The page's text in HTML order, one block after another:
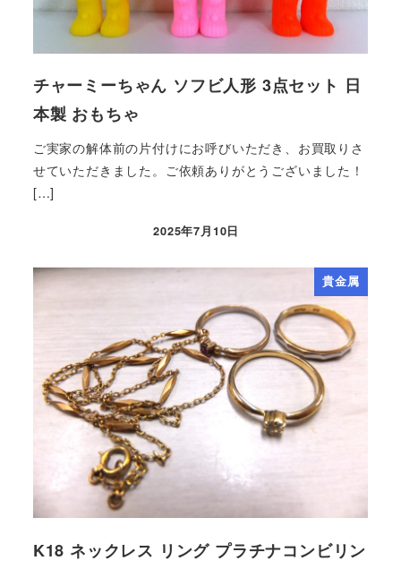
チャーミーちゃん ソフビ人形 3点セット 日
本製 おもちゃ
ご実家の解体前の片付けにお呼びいただき、お買取りさ
せていただきました。ご依頼ありがとうございました！
[…]
2025年7月10日
貴金属
K18 ネックレス リング プラチナコンビリン